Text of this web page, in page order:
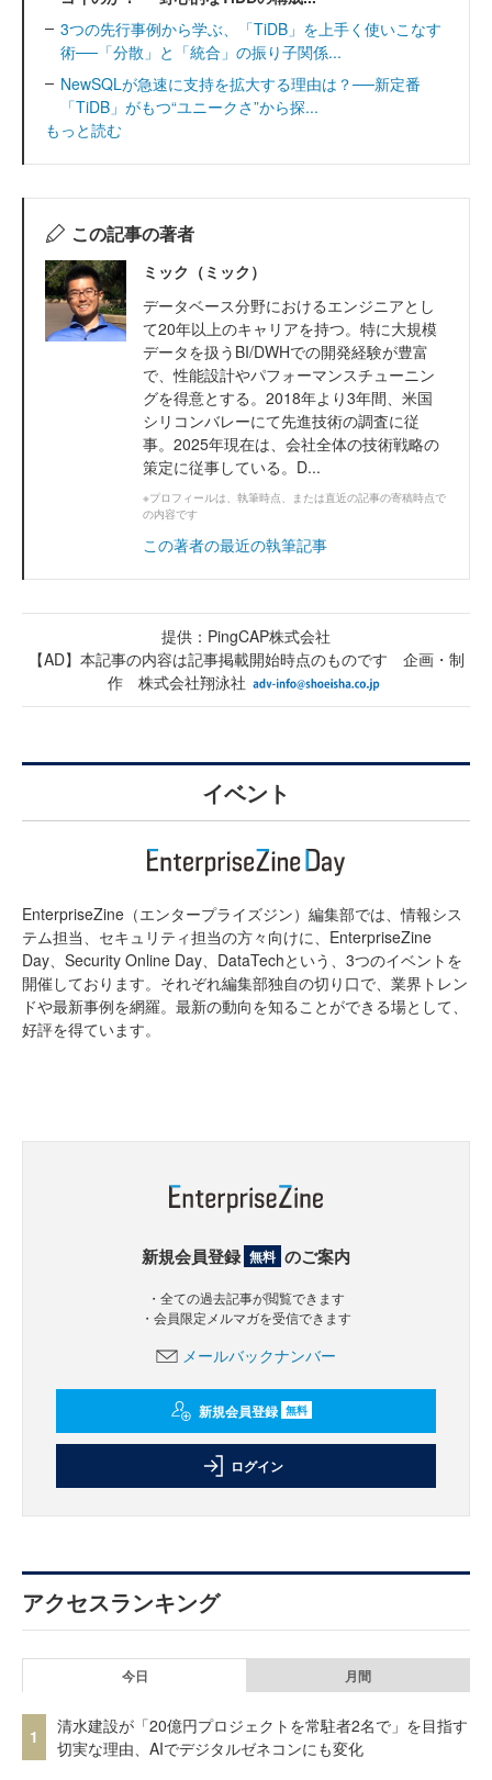
3つの先行事例から学ぶ、「TiDB」を上手く使いこなす
術──「分散」と「統合」の振り子関係...
NewSQLが急速に支持を拡大する理由は？──新定番
「TiDB」がもつ“ユニークさ”から探...
もっと読む
この記事の著者
ミック（ミック）
データベース分野におけるエンジニアとし
て20年以上のキャリアを持つ。特に大規模
データを扱うBI/DWHでの開発経験が豊富
で、性能設計やパフォーマンスチューニン
グを得意とする。2018年より3年間、米国
シリコンバレーにて先進技術の調査に従
事。2025年現在は、会社全体の技術戦略の
策定に従事している。D...
※プロフィールは、執筆時点、または直近の記事の寄稿時点で
の内容です
この著者の最近の執筆記事
提供：PingCAP株式会社
【AD】本記事の内容は記事掲載開始時点のものです 企画・制
作 株式会社翔泳社
イベント
EnterpriseZine（エンタープライズジン）編集部では、情報シス
テム担当、セキュリティ担当の方々向けに、EnterpriseZine
Day、Security Online Day、DataTechという、3つのイベントを
開催しております。それぞれ編集部独自の切り口で、業界トレン
ドや最新事例を網羅。最新の動向を知ることができる場として、
好評を得ています。
新規会員登録 無料 のご案内
・全ての過去記事が閲覧できます
・会員限定メルマガを受信できます
メールバックナンバー
新規会員登録 無料
ログイン
アクセスランキング
今日 月間
1
清水建設が「20億円プロジェクトを常駐者2名で」を目指す
切実な理由、AIでデジタルゼネコンにも変化